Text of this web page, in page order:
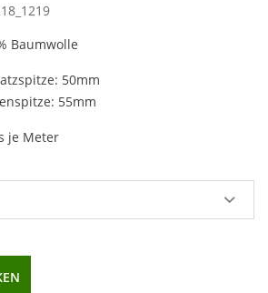
Baumwolle
50mm
55mm
je Meter